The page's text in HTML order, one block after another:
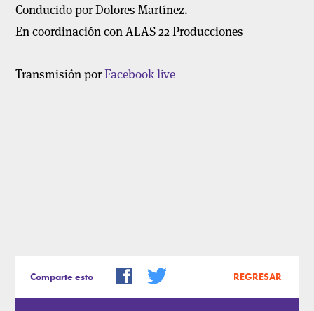
Conducido por Dolores Martínez.
En coordinación con ALAS 22 Producciones
Transmisión porFacebook live
Comparte esto REGRESAR